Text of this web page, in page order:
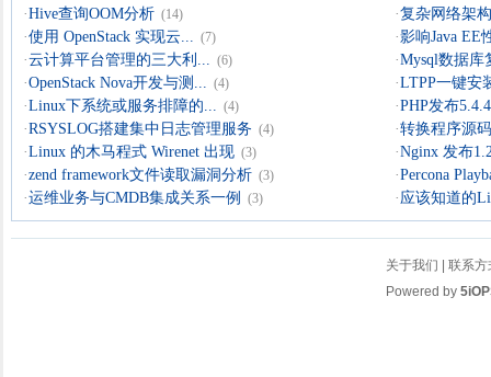
·Hive查询OOM分析 (14) ·复杂网络架
·使用 OpenStack 实现云... (7) ·影响Java EE
·云计算平台管理的三大利... (6) ·Mysql数据库
·OpenStack Nova开发与测... (4) ·LTPP一键安
·Linux下系统或服务排障的... (4) ·PHP发布
·RSYSLOG搭建集中日志管理服务 (4) ·转换程序源
·Linux 的木马程式 Wirenet 出现 (3) ·Nginx 发布
·zend framework文件读取漏洞分析 (3) ·Percona
·运维业务与CMDB集成关系一例 (3) · 应该知道的
关于我们
联系方
Powered by